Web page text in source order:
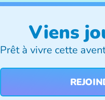
Viens
Prêt à vivre cette